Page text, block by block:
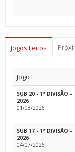
Jogos Feitos
Jogo
SUB 20 - 1ª DIVISÃO -
2026
01/08/2026
SUB 17 - 1ª DIVISÃO -
2026
04/07/2026